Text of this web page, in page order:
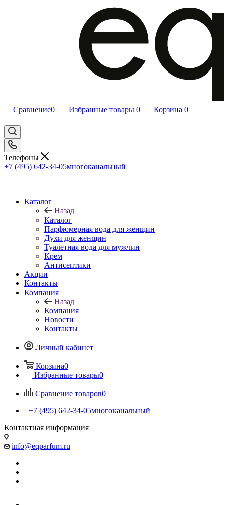
Сравнение0 Избранные товары 0 Корзина 0
Телефоны
+7 (495) 642-34-05многоканальный
Каталог
Назад
Каталог
Парфюмерная вода для женщин
Духи для женщин
Туалетная вода для мужчин
Крем
Антисептики
Акции
Контакты
Компания
Назад
Компания
Новости
Контакты
Личный кабинет
Корзина0
Избранные товары0
Сравнение товаров0
+7 (495) 642-34-05многоканальный
Контактная информация
info@eqparfum.ru